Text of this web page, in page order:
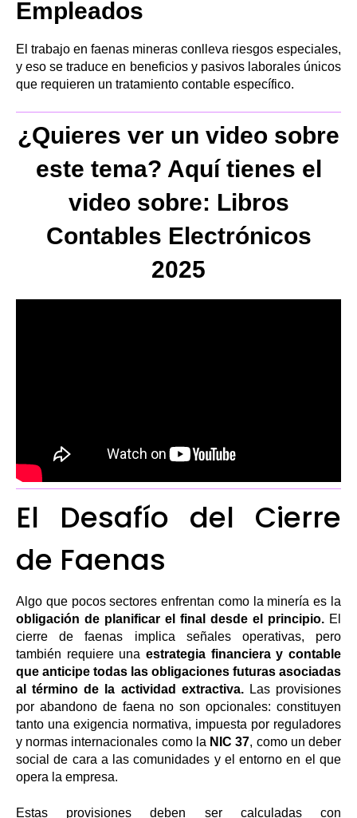
Empleados
El trabajo en faenas mineras conlleva riesgos especiales,
y eso se traduce en beneficios y pasivos laborales únicos
que requieren un tratamiento contable específico.
¿Quieres ver un video sobre
este tema? Aquí tienes el
video sobre: Libros
Contables Electrónicos
2025
El Desafío del Cierre
de Faenas
Algo que pocos sectores enfrentan como la minería es la
obligación de planificar el final desde el principio. El
cierre de faenas implica señales operativas, pero
también requiere una estrategia financiera y contable
que anticipe todas las obligaciones futuras asociadas
al término de la actividad extractiva.Las provisiones
por abandono de faena no son opcionales: constituyen
tanto una exigencia normativa, impuesta por reguladores
y normas internacionales como la NIC 37, como un deber
social de cara a las comunidades y el entorno en el que
opera la empresa.
Estas provisiones deben ser calculadas con